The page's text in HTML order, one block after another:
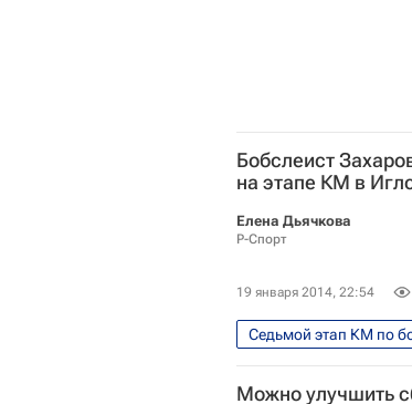
Бобслеист
на этапе КМ в
Елена Дьячкова
Р-Спорт
19 января 2014, 22:54
Седьмой этап КМ по
Мультимедийный
Можно улучшить